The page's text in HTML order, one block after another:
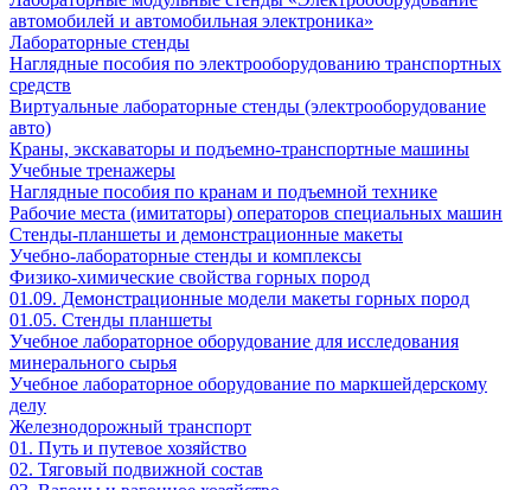
автомобилей и автомобильная электроника»
Лабораторные стенды
Наглядные пособия по электрооборудованию транспортных
средств
Виртуальные лабораторные стенды (электрооборудование
авто)
Краны, экскаваторы и подъемно-транспортные машины
Учебные тренажеры
Наглядные пособия по кранам и подъемной технике
Рабочие места (имитаторы) операторов специальных машин
Стенды-планшеты и демонстрационные макеты
Учебно-лабораторные стенды и комплексы
Физико-химические свойства горных пород
01.09. Демонстрационные модели макеты горных пород
01.05. Стенды планшеты
Учебное лабораторное оборудование для исследования
минерального сырья
Учебное лабораторное оборудование по маркшейдерскому
делу
Железнодорожный транспорт
01. Путь и путевое хозяйство
02. Тяговый подвижной состав